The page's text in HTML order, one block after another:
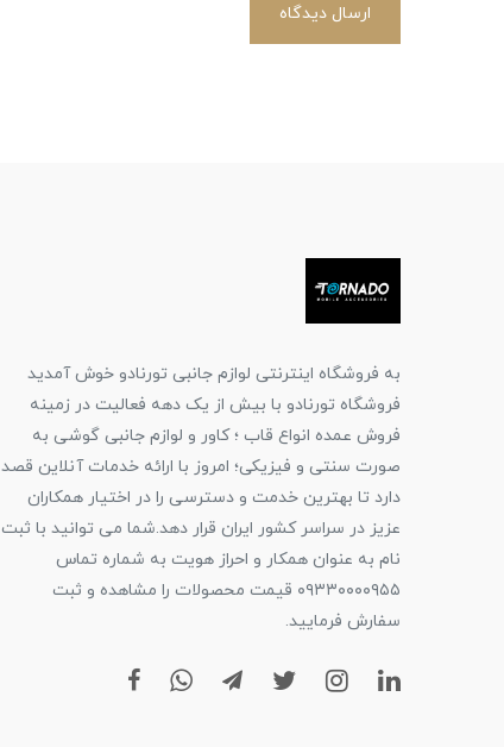
ارسال دیدگاه
به فروشگاه اینترنتی لوازم جانبی تورنادو خوش آمدید
فروشگاه تورنادو با بیش از یک دهه فعالیت در زمینه
فروش عمده انواع قاب ؛ کاور و لوازم جانبی گوشی به
صورت سنتی و فیزیکی؛ امروز با ارائه خدمات آنلاین قصد
دارد تا بهترین خدمت و دسترسی را در اختیار همکاران
عزیز در سراسر کشور ایران قرار دهد.شما می توانید با ثبت
نام به عنوان همکار و احراز هویت به شماره تماس
۰۹۳۳۰۰۰۰۹۵۵ قیمت محصولات را مشاهده و ثبت
سفارش فرمایید.